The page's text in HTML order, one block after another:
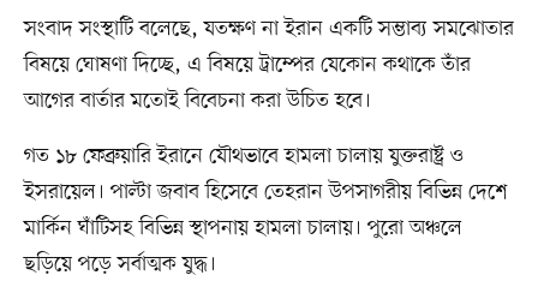
সংবাদ সংস্থাটি বলেছে, যতক্ষণ না ইরান একটি সম্ভাব্য সমঝোতার
বিষয়ে ঘোষণা দিচ্ছে, এ বিষয়ে ট্রাম্পের যেকোন কথাকে তাঁর
আগের বার্তার মতোই বিবেচনা করা উচিত হবে।
গত ১৮ ফেব্রুয়ারি ইরানে যৌথভাবে হামলা চালায় যুক্তরাষ্ট্র ও
ইসরায়েল। পাল্টা জবাব হিসেবে তেহরান উপসাগরীয় বিভিন্ন দেশে
মার্কিন ঘাঁটিসহ বিভিন্ন স্থাপনায় হামলা চালায়। পুরো অঞ্চলে
ছড়িয়ে পড়ে সর্বাত্মক যুদ্ধ।